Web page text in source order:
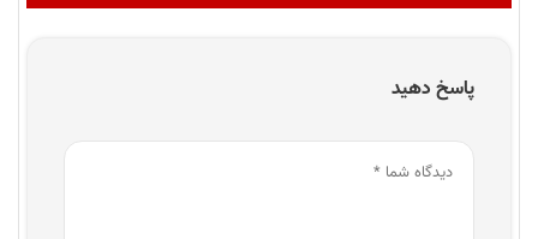
پاسخ دهید